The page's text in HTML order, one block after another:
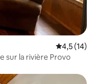
Évaluation
4,5 (14)
sur la rivière Provo